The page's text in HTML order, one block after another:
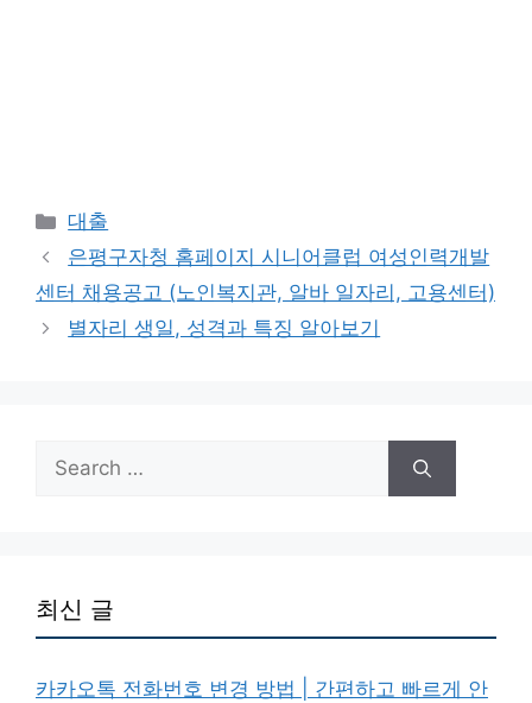
Categories
대출
은평구자청 홈페이지 시니어클럽 여성인력개발
센터 채용공고 (노인복지관, 알바 일자리, 고용센터)
별자리 생일, 성격과 특징 알아보기
Search
for:
최신 글
카카오톡 전화번호 변경 방법 | 간편하고 빠르게 안